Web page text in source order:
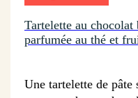
Tartelette au
parfumée au thé et
Une tartelette de pâte